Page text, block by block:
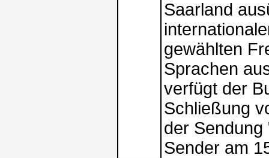
Saarland
gewählten
Sprachen
verfügt der
Schließung
der
Sender am